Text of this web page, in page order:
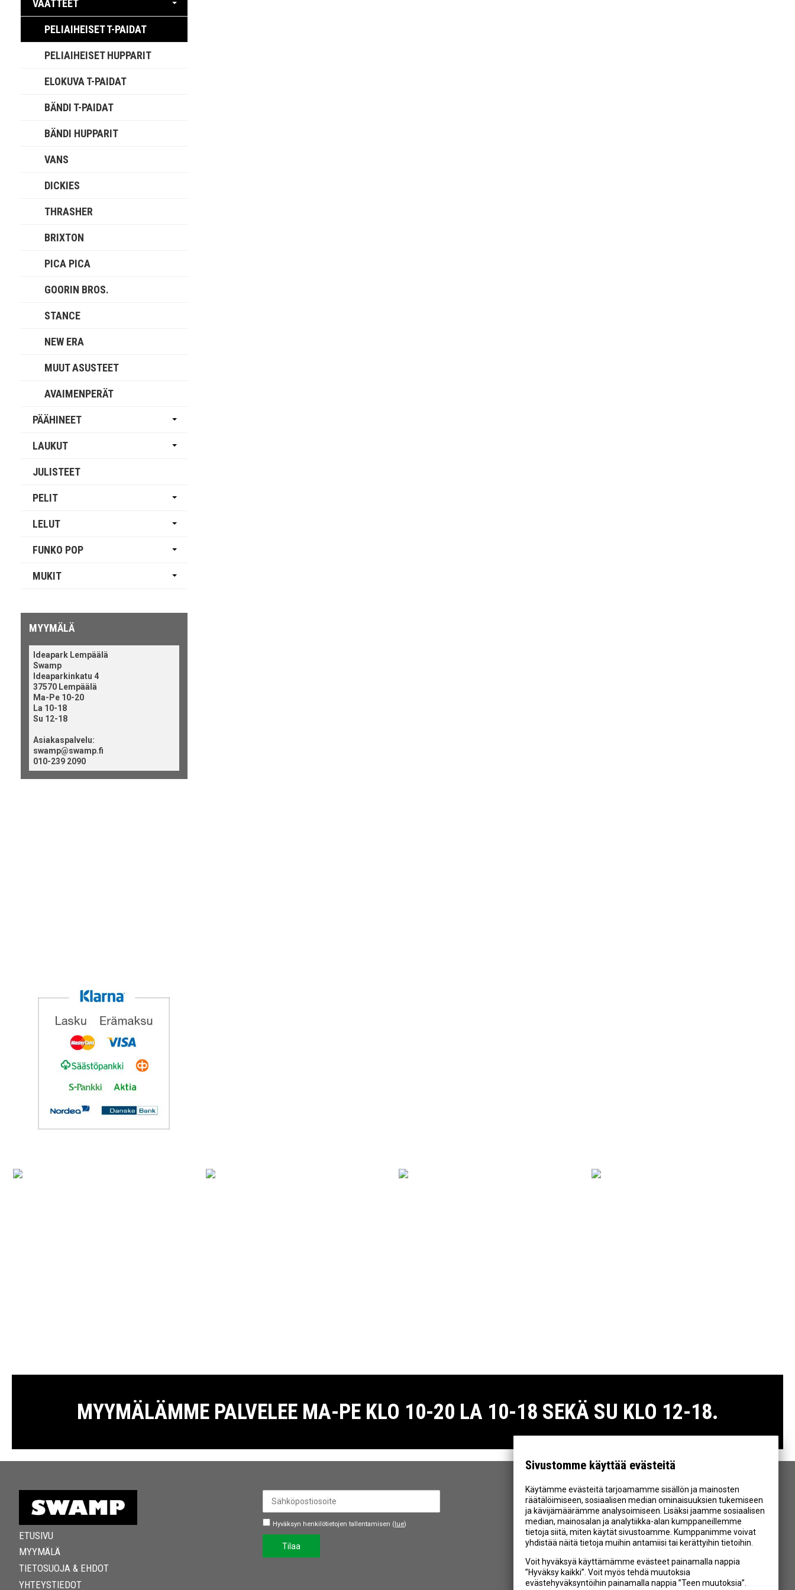
Sivustomme käyttää evästeitä
Käytämme evästeitä tarjoamamme sisällön ja mainosten
räätälöimiseen, sosiaalisen median ominaisuuksien tukemiseen
ja kävijämäärämme analysoimiseen. Lisäksi jaamme sosiaalisen
median, mainosalan ja analytiikka-alan kumppaneillemme
tietoja siitä, miten käytät sivustoamme. Kumppanimme voivat
yhdistää näitä tietoja muihin antamiisi tai kerättyihin tietoihin.
Voit hyväksyä käyttämämme evästeet painamalla nappia
”Hyväksy kaikki”. Voit myös tehdä muutoksia
evästehyväksyntöihin painamalla nappia ”Teen muutoksia”.
VAATTEET
PELIAIHEISET T-PAIDAT
PELIAIHEISET HUPPARIT
ELOKUVA T-PAIDAT
BÄNDI T-PAIDAT
BÄNDI HUPPARIT
VANS
DICKIES
THRASHER
BRIXTON
PICA PICA
GOORIN BROS.
STANCE
NEW ERA
MUUT ASUSTEET
AVAIMENPERÄT
PÄÄHINEET
LAUKUT
JULISTEET
PELIT
LELUT
FUNKO POP
MUKIT
MYYMÄLÄ
Ideapark Lempäälä
Swamp
Ideaparkinkatu 4
37570 Lempäälä
Ma-Pe 10-20
La 10-18
Su 12-18
Asiakaspalvelu:
swamp@swamp.fi
010-239 2090
MYYMÄLÄMME PALVELEE MA-PE KLO 10-20 LA 10-18 SEKÄ SU KLO 12-18.
ETUSIVU
MYYMÄLÄ
TIETOSUOJA & EHDOT
YHTEYSTIEDOT
Hyväksyn henkilötietojen tallentamisen ( lue)
Tilaa
SEURAA MEITÄ